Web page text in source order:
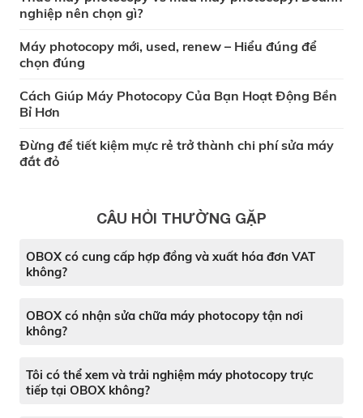
nghiệp nên chọn gì?
Máy photocopy mới, used, renew – Hiểu đúng để
chọn đúng
Cách Giúp Máy Photocopy Của Bạn Hoạt Động Bền
Bỉ Hơn
Đừng để tiết kiệm mực rẻ trở thành chi phí sửa máy
đắt đỏ
CÂU HỎI THƯỜNG GẶP
OBOX có cung cấp hợp đồng và xuất hóa đơn VAT
không?
OBOX có nhận sửa chữa máy photocopy tận nơi
không?
Tôi có thể xem và trải nghiệm máy photocopy trực
tiếp tại OBOX không?